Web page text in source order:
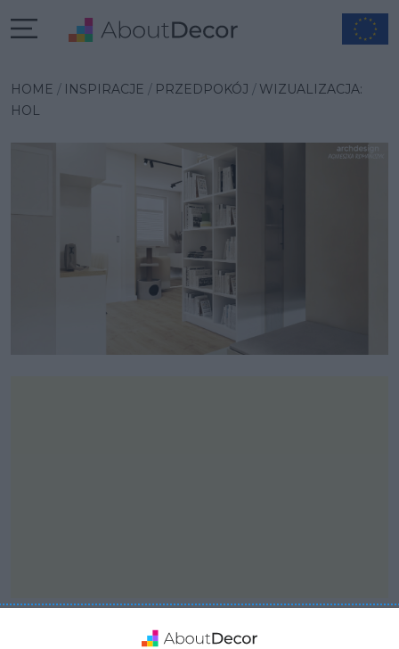
HOME INSPIRACJE PRZEDPOKÓJ
WIZUALIZACJA:
HOL